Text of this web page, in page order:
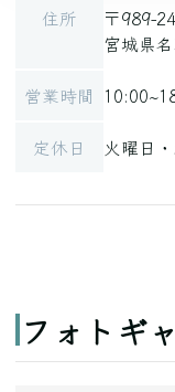
住所
〒989-
宮城県
営業時間
定休日 火曜日
フォトギ